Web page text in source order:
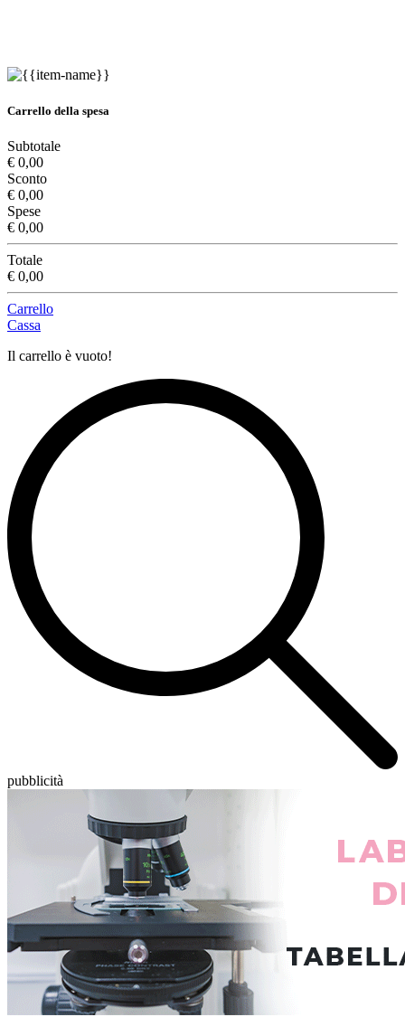
Carrello della spesa
Subtotale
€ 0,00
Sconto
€ 0,00
Spese
€ 0,00
Totale
€ 0,00
Carrello
Cassa
Il carrello è vuoto!
pubblicità